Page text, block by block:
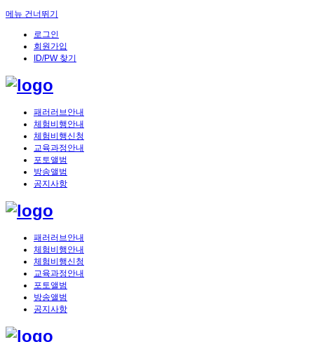
메뉴 건너뛰기
로그인
회원가입
ID/PW 찾기
패러러브안내
체험비행안내
체험비행신청
교육과정안내
포토앨범
방송앨범
공지사항
패러러브안내
체험비행안내
체험비행신청
교육과정안내
포토앨범
방송앨범
공지사항